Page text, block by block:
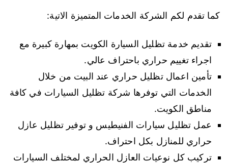
كما تقدم لكم الشركة الخدمات المتميزة الاتية:
تقديم خدمة تظليل السيارة الكويت بمهارة كبيرة مع
اجراء تغييم حراري باحتراف عالي.
تأمين اعمال تظليل حراري عند البيت من خلال
الخدمات التي توفرها شركة تظليل السيارات في كافة
مناطق الكويت.
عمل تظليل سيارات الفنيطيس و توفير تظليل عازل
حراري للمنازل بكل احتراف.
تركيب كل نوعيات العازل الحراري لمختلف السيارات